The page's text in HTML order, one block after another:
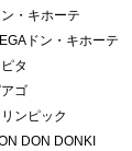
ン・キホーテ
ドン・キホーテ
タ
アゴ
ンピック
DON DONKI